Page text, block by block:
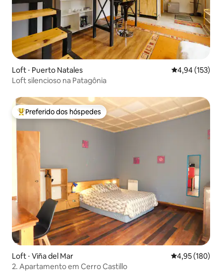
Loft ⋅ Puerto Natales 4,94 de uma
4,94 (153)
Loft silencioso na Patagônia
Entre os melhores preferidos dos hóspedes
Preferido dos hóspedes
Loft ⋅ Viña del Mar 4,95 de uma
4,95 (180)
2. Apartamento em Cerro Castillo